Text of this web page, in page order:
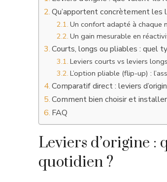
Qu’apportent concrètement les
Un confort adapté à chaque
Un gain mesurable en
Courts, longs ou pliables : quel
Leviers courts vs leviers longs
L’option pliable (flip-up) :
Comparatif direct : leviers
Comment bien choisir et
FAQ
Leviers d’origine :
quotidien ?